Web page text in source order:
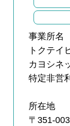
事業所名
トクテ
カヨシネ
特定非営
所在地
〒351-